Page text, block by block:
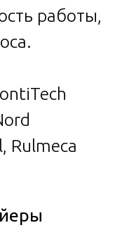
работы,
Rulmeca